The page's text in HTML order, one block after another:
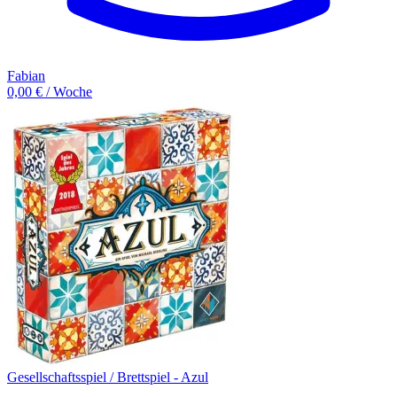
Fabian
0,00 € / Woche
Gesellschaftsspiel / Brettspiel - Azul